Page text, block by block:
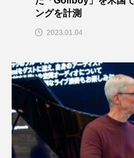
ングを計測
2023.01.04